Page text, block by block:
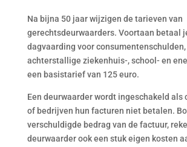
Na bijna 50 jaar wijzigen de tarieven van
gerechtsdeurwaarders. Voortaan betaal
dagvaarding voor
achterstallige ziekenhuis-, school- en
een basistarief van 125 euro.
Een deurwaarder wordt ingeschakeld als
of bedrijven hun facturen niet betalen.
verschuldigde bedrag van de factuur,
deurwaarder ook een stuk eigen kosten